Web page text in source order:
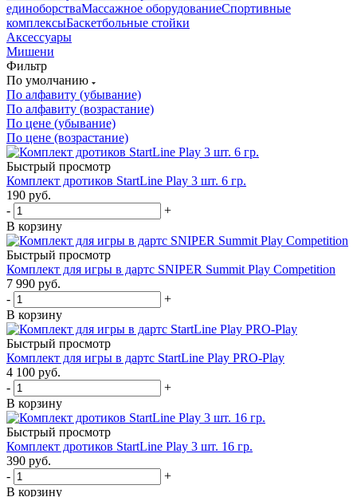
единоборстваМассажное оборудованиеСпортивные
комплексыБаскетбольные стойки
Аксессуары
Мишени
Фильтр
По умолчанию
По алфавиту (убывание)
По алфавиту (возрастание)
По цене (убывание)
По цене (возрастание)
Быстрый просмотр
Комплект дротиков StartLine Play 3 шт. 6 гр.
190 руб.
-
+
В корзину
Быстрый просмотр
Комплект для игры в дартс SNIPER Summit Play Competition
7 990 руб.
-
+
В корзину
Быстрый просмотр
Комплект для игры в дартс StartLine Play PRO-Play
4 100 руб.
-
+
В корзину
Быстрый просмотр
Комплект дротиков StartLine Play 3 шт. 16 гр.
390 руб.
-
+
В корзину